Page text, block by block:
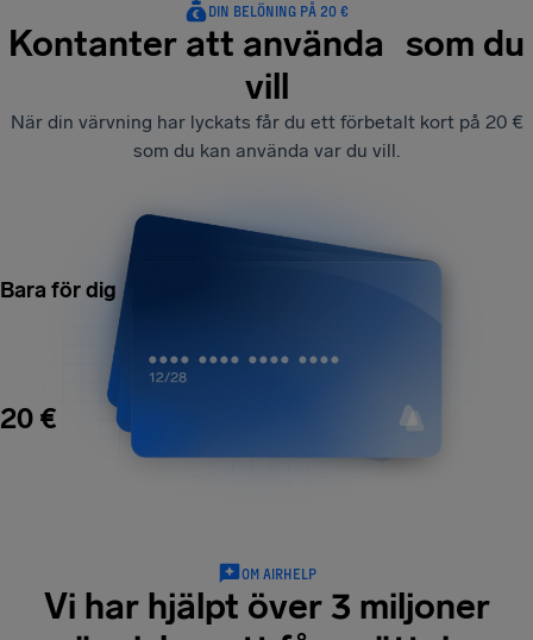
DIN BELÖNING PÅ 20 €
Kontanter att använda som du
vill
När din värvning har lyckats får du ett förbetalt kort på 20 €
som du kan använda var du vill.
Bara för dig
20 €
OM AIRHELP
Vi har hjälpt över 3 miljoner